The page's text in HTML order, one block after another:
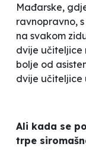
Mađarske,
ravnopravno,
na svakom
dvije učiteljice
bolje od
dvije učiteljice
Ali kada se
trpe